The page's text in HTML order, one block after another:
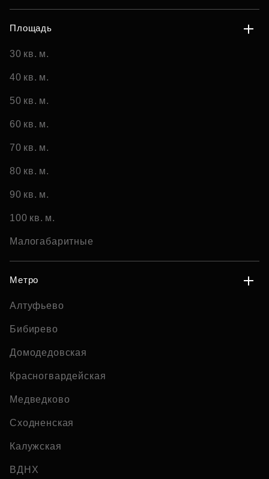
Площадь
30 кв. м.
40 кв. м.
50 кв. м.
60 кв. м.
70 кв. м.
80 кв. м.
90 кв. м.
100 кв. м.
Малогабаритные
Метро
Алтуфьево
Бибирево
Домодедовская
Красногвардейская
Медведково
Сходненская
Калужская
ВДНХ